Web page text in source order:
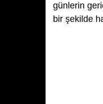
günlerin
bir şekilde